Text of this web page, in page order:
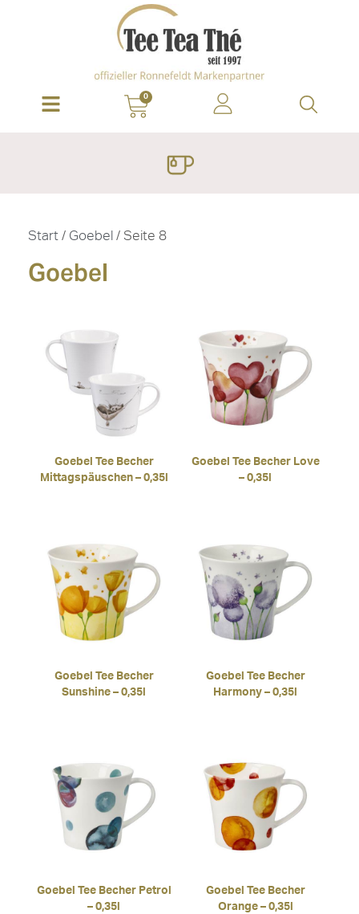
0
Start / Goebel / Seite 8
Goebel
Goebel Tee Becher
Mittagspäuschen – 0,35l
Goebel Tee Becher Love
– 0,35l
Goebel Tee Becher
Sunshine – 0,35l
Goebel Tee Becher
Harmony – 0,35l
Goebel Tee Becher Petrol
– 0,35l
Goebel Tee Becher
Orange – 0,35l